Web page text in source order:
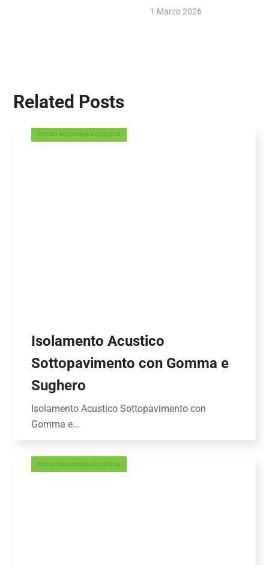
1 Marzo 2026
Related Posts
ROTOLI IN GOMMA ACUSTICA
Isolamento Acustico
Sottopavimento con Gomma e
Sughero
Isolamento Acustico Sottopavimento con
Gomma e...
ROTOLI IN GOMMA ACUSTICA